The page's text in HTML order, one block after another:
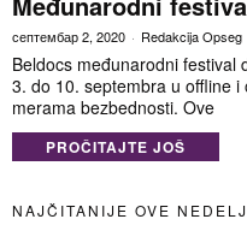
септембар 2, 2020 Redakcija Opseg
Beldocs međunarodni festival
3. do 10. septembra u offline
merama bezbednosti. Ove
PROČITAJTE JOŠ
NAJČITANIJE OVE